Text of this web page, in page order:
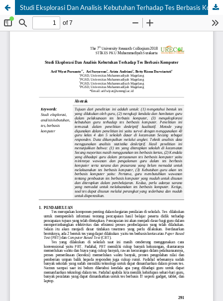
Studi Eksplorasi Dan Analisis Kebutuhan Terhadap Tes Berbasis Komputer